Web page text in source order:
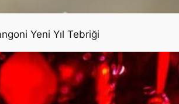
Yeni Yıl Tebriği